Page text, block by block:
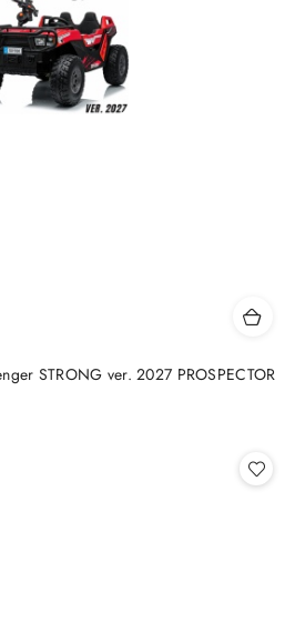
STRONG ver. 2027 PROSPECTOR